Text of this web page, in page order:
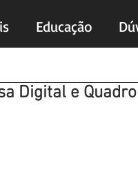
Educação
Digital e